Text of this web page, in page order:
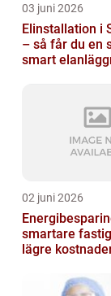
03 juni 2026
Elinstallation i
– så får du en
smart
02 juni 2026
smartare
lägre